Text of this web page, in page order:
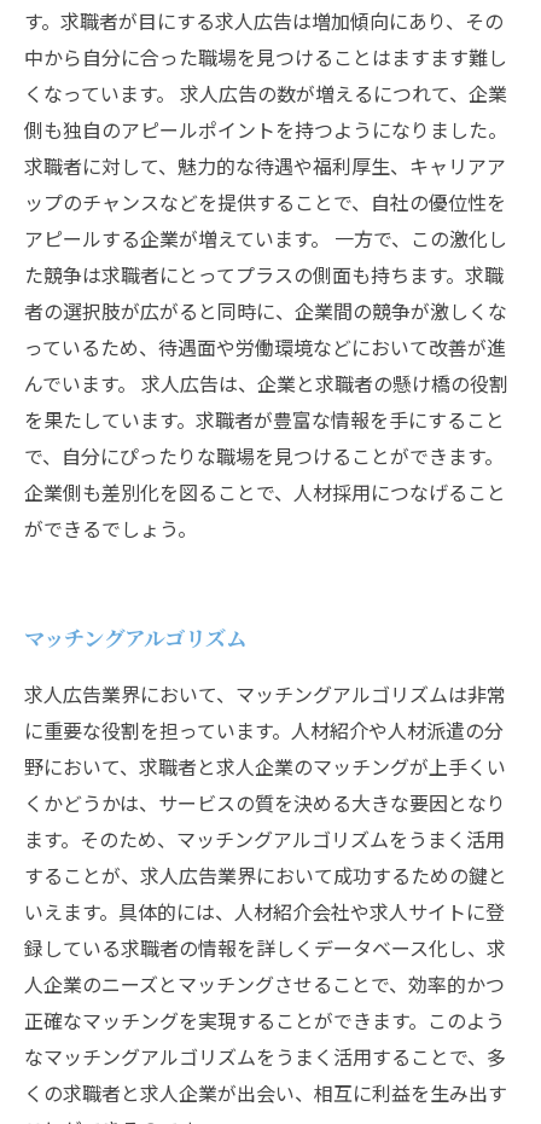
す。求職者が目にする求人広告は増加傾向にあり、その
中から自分に合った職場を見つけることはますます難し
くなっています。 求人広告の数が増えるにつれて、企業
側も独自のアピールポイントを持つようになりました。
求職者に対して、魅力的な待遇や福利厚生、キャリアア
ップのチャンスなどを提供することで、自社の優位性を
アピールする企業が増えています。 一方で、この激化し
た競争は求職者にとってプラスの側面も持ちます。求職
者の選択肢が広がると同時に、企業間の競争が激しくな
っているため、待遇面や労働環境などにおいて改善が進
んでいます。 求人広告は、企業と求職者の懸け橋の役割
を果たしています。求職者が豊富な情報を手にすること
で、自分にぴったりな職場を見つけることができます。
企業側も差別化を図ることで、人材採用につなげること
ができるでしょう。
マッチングアルゴリズム
求人広告業界において、マッチングアルゴリズムは非常
に重要な役割を担っています。人材紹介や人材派遣の分
野において、求職者と求人企業のマッチングが上手くい
くかどうかは、サービスの質を決める大きな要因となり
ます。そのため、マッチングアルゴリズムをうまく活用
することが、求人広告業界において成功するための鍵と
いえます。具体的には、人材紹介会社や求人サイトに登
録している求職者の情報を詳しくデータベース化し、求
人企業のニーズとマッチングさせることで、効率的かつ
正確なマッチングを実現することができます。このよう
なマッチングアルゴリズムをうまく活用することで、多
くの求職者と求人企業が出会い、相互に利益を生み出す